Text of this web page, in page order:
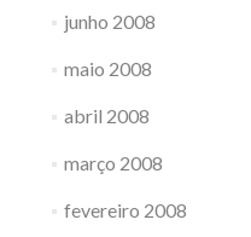
junho 2008
maio 2008
abril 2008
março 2008
fevereiro 2008